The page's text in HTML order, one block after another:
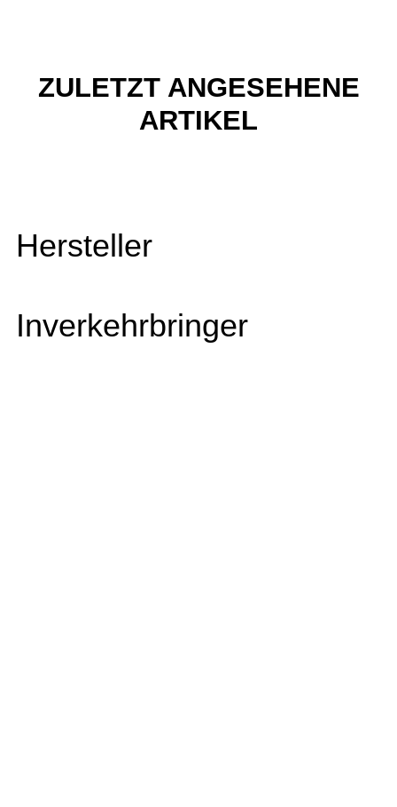
ZULETZT ANGESEHENE
ARTIKEL
Hersteller
Inverkehrbringer